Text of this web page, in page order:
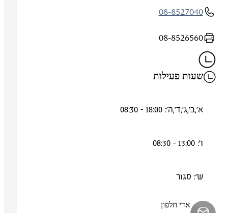
08-8527040
08-8526560
שעות פעילות
א',ב',ג',ד',ה': 18:00 - 08:30
ש': סגור
אדי חלפון